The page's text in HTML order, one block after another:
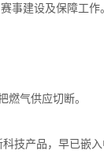
事建设及保障工作
燃气供应切断。
技产品，早已嵌入